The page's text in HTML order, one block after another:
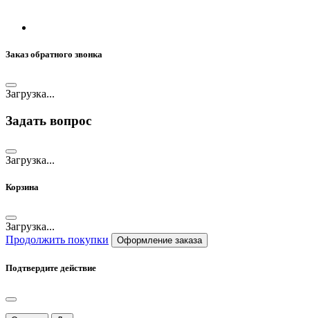
Заказ обратного звонка
Загрузка...
Задать вопрос
Загрузка...
Корзина
Загрузка...
Продолжить покупки
Оформление заказа
Подтвердите действие